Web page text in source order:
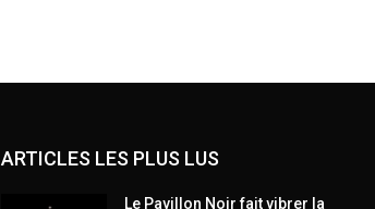
ARTICLES LES PLUS LUS
Le Pavillon Noir fait vibrer la